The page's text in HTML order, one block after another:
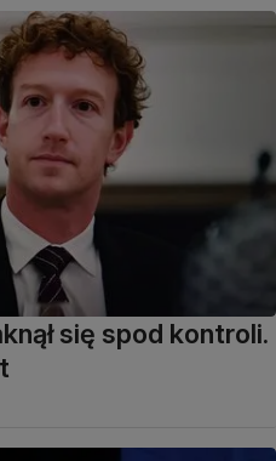
się spod kontroli.